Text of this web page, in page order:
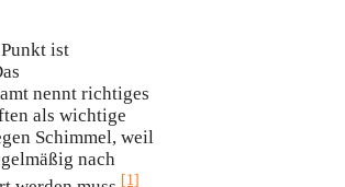
ist
nennt richtiges
als wichtige
Schimmel, weil
nach
[1]